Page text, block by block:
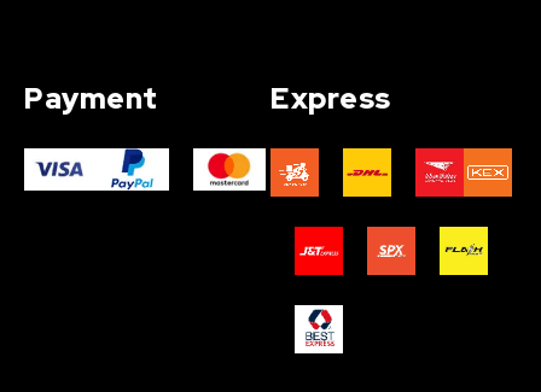
Payment Express